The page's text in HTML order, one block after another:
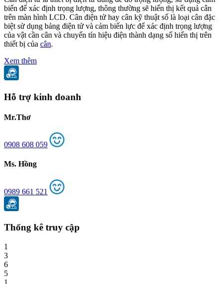
biến để xác định trọng lượng, thông thường sẽ hiển thị kết quả cân
trên màn hình LCD. Cân điện tử hay cân kỹ thuật số là loại cân đặc
biệt sử dụng bảng điện tử và cảm biến lực để xác định trọng lượng
của vật cần cân và chuyển tín hiệu điện thành dạng số hiển thị trên
thiết bị của cân.
Xem thêm
Hỗ trợ kinh doanh
Mr.Thơ
0908 608 059
Ms. Hồng
0989 661 521
Thống kê truy cập
1
3
6
5
1